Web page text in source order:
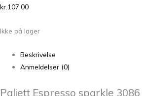
kr. 107,00
Ikke på lager
Beskrivelse
Anmeldelser (0)
Paljett Espresso sparkle